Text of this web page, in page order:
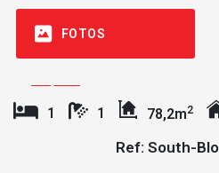
FOTOS
1 1 78,2m2
Ref: South-